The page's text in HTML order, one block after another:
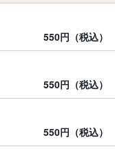
550円（税込）
550円（税込）
550円（税込）